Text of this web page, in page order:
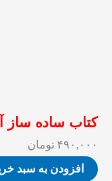
کتاب ساده ساز
۴۹۰,۰۰۰ تومان
افزودن به سبد